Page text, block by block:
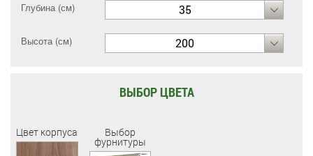
Глубина (см) 35
Высота (см) 200
ВЫБОР ЦВЕТА
Цвет корпуса Выбор
фурнитуры